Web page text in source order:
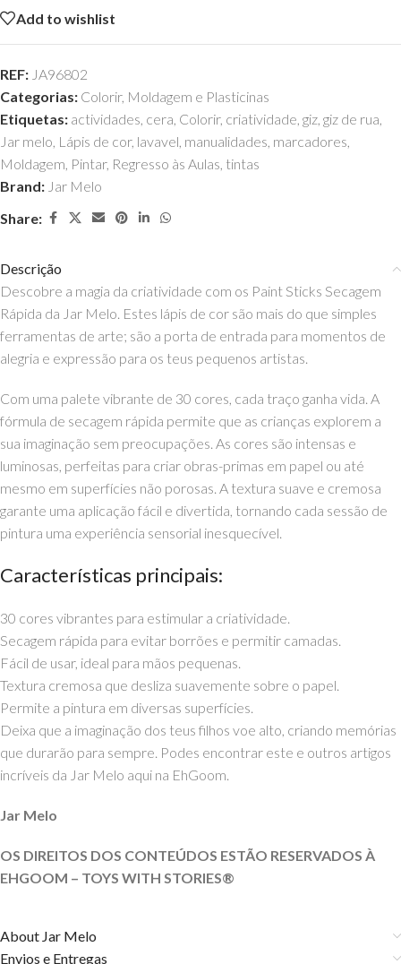
Add to wishlist
REF: JA96802
Categorias: Colorir, Moldagem e Plasticinas
Etiquetas: actividades, cera, Colorir, criatividade, giz, giz de rua,
Jar melo, Lápis de cor, lavavel, manualidades, marcadores,
Moldagem, Pintar, Regresso às Aulas, tintas
Brand: Jar Melo
Share:
Descrição
Descobre a magia da criatividade com os Paint Sticks Secagem
Rápida da Jar Melo. Estes lápis de cor são mais do que simples
ferramentas de arte; são a porta de entrada para momentos de
alegria e expressão para os teus pequenos artistas.
Com uma palete vibrante de 30 cores, cada traço ganha vida. A
fórmula de secagem rápida permite que as crianças explorem a
sua imaginação sem preocupações. As cores são intensas e
luminosas, perfeitas para criar obras-primas em papel ou até
mesmo em superfícies não porosas. A textura suave e cremosa
garante uma aplicação fácil e divertida, tornando cada sessão de
pintura uma experiência sensorial inesquecível.
Características principais:
30 cores vibrantes para estimular a criatividade.
Secagem rápida para evitar borrões e permitir camadas.
Fácil de usar, ideal para mãos pequenas.
Textura cremosa que desliza suavemente sobre o papel.
Permite a pintura em diversas superfícies.
Deixa que a imaginação dos teus filhos voe alto, criando memórias
que durarão para sempre. Podes encontrar este e outros artigos
incríveis da Jar Melo aqui na EhGoom.
Jar Melo
OS DIREITOS DOS CONTEÚDOS ESTÃO RESERVADOS À
EHGOOM – TOYS WITH STORIES®️
About Jar Melo
Envios e Entregas